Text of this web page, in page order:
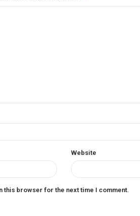
Website
this browser for the next time I comment.